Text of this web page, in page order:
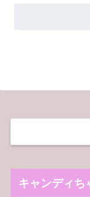
キャンディち